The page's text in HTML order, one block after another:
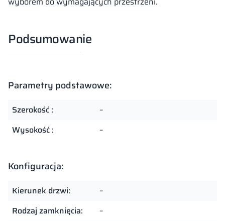
Podsumowanie
Parametry podstawowe:
Szerokość :
–
Wysokość :
–
Konfiguracja:
Kierunek drzwi:
–
Rodzaj zamknięcia:
–